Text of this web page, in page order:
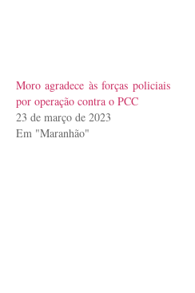
Moro agradece às forças policiais
por operação contra o PCC
23 de março de 2023
Em "Maranhão"